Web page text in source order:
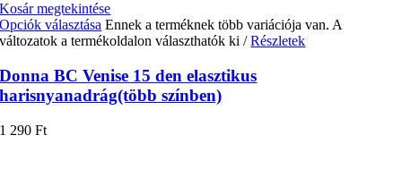
Kosár megtekintése
Opciók választása Ennek a terméknek több variációja van. A
változatok a termékoldalon választhatók ki/ Részletek
Donna BC Venise 15 den elasztikus
harisnyanadrág(több színben)
1 290Ft